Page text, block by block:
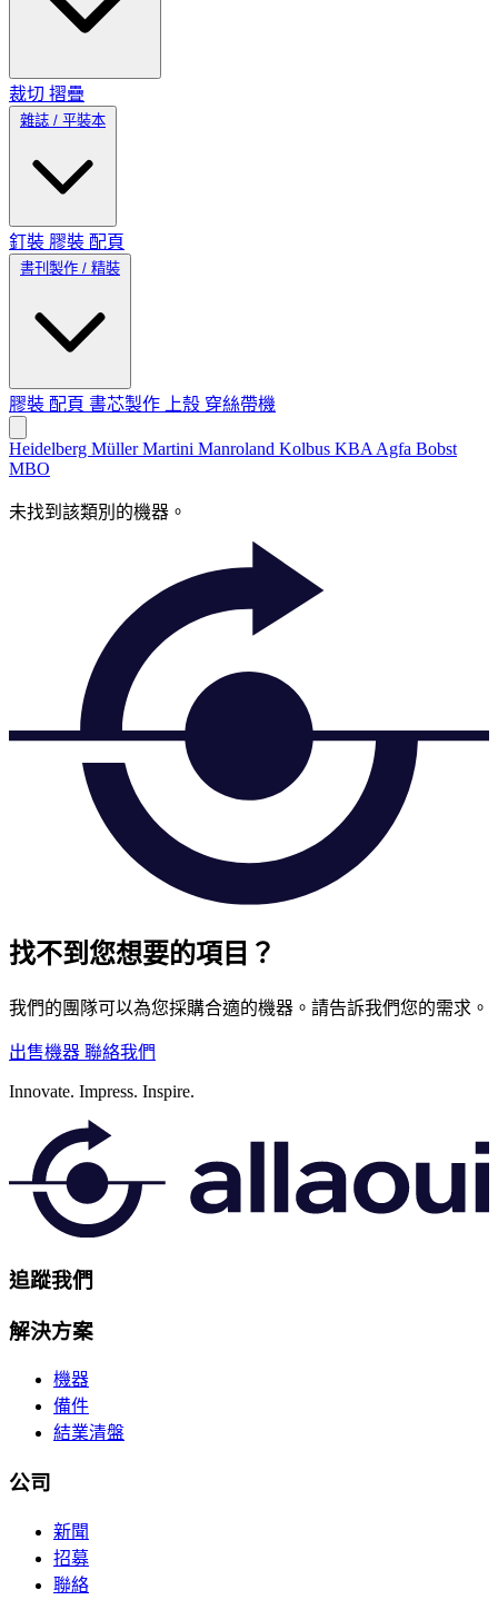
裁切 摺疊
雜誌 / 平裝本
釘裝 膠裝 配頁
書刊製作 / 精裝
膠裝 配頁 書芯製作 上殼 穿絲帶機
Heidelberg Müller Martini Manroland Kolbus KBA Agfa Bobst
MBO
未找到該類別的機器。
找不到您想要的項目？
我們的團隊可以為您採購合適的機器。請告訴我們您的需求。
出售機器 聯絡我們
Innovate. Impress. Inspire.
追蹤我們
解決方案
機器
備件
結業清盤
公司
新聞
招募
聯絡